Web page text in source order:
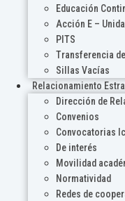
Educación
Acción E –
PITS
Transferencia
Sillas Vacías
Relacionamiento
Dirección de
Convenios
Convocatorias
De interés
Movilidad
Normatividad
Redes de